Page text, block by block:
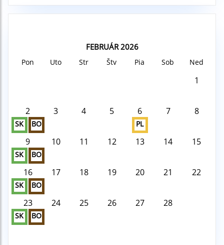
FEBRUÁR 2026
Pon Uto Str Štv Pia Sob Ned
1
2
SK BO
3 4 5 6
PL
7 8
9
SK BO
10 11 12 13 14 15
16
SK BO
17 18 19 20 21 22
23
SK BO
24 25 26 27 28